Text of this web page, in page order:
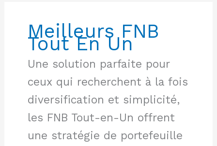
Meilleurs FNB
Tout En Un
Une solution parfaite pour
ceux qui recherchent à la fois
diversification et simplicité,
les FNB Tout-en-Un offrent
une stratégie de portefeuille